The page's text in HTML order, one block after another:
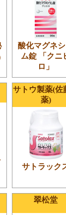
酸化マグネ
ム錠 「クニ
ロ」
サトウ製薬(佐
薬)
サトラック
翠松堂